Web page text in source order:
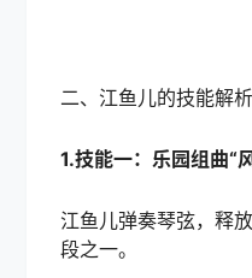
二、江鱼儿的技能解
1.技能一：乐园组曲“
江鱼儿弹奏琴弦，释
段之一。